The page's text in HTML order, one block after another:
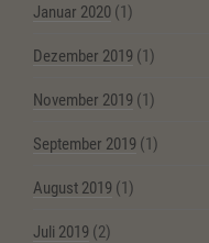
Januar 2020 (1)
Dezember 2019 (1)
November 2019 (1)
September 2019 (1)
August 2019 (1)
Juli 2019 (2)